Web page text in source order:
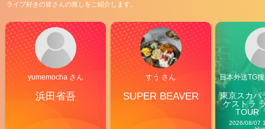
ライブ好きの皆さんの推しをご紹介します。
yumemocha さん
浜田省吾
すう さん
SUPER BEAVER
日本外送TG
東京スカパ
ケストラ
TOUR
2026/08/07